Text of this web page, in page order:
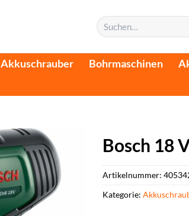
Suchen
nach:
Akkuschrauber Bohrmaschinen
Bosch 18
Artikelnummer:
Kategorie: